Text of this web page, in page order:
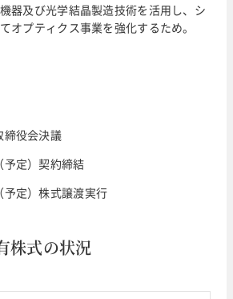
器及び光学結晶製造技術を活用し、シ
オプティクス事業を強化するため。
締役会決議
定）契約締結
定）株式譲渡実行
株式の状況